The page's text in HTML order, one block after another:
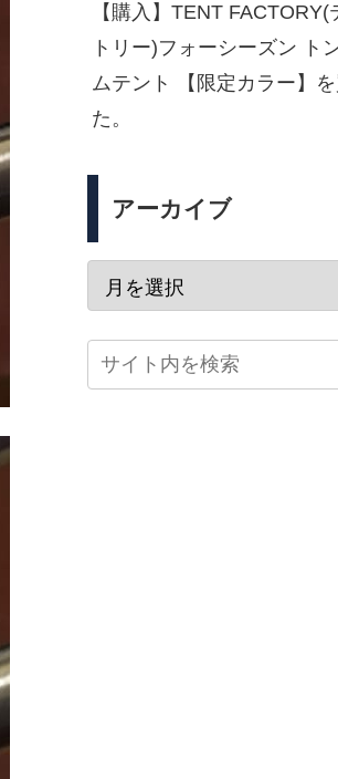
【購入】TENT FACTORY(
トリー)フォーシーズン ト
ムテント 【限定カラー】
た。
アーカイブ